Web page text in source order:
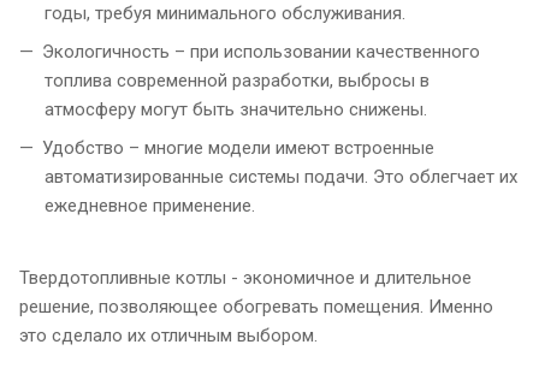
годы, требуя минимального обслуживания.
Экологичность – при использовании качественного
топлива современной разработки, выбросы в
атмосферу могут быть значительно снижены.
Удобство – многие модели имеют встроенные
автоматизированные системы подачи. Это облегчает их
ежедневное применение.
Твердотопливные котлы - экономичное и длительное
решение, позволяющее обогревать помещения. Именно
это сделало их отличным выбором.